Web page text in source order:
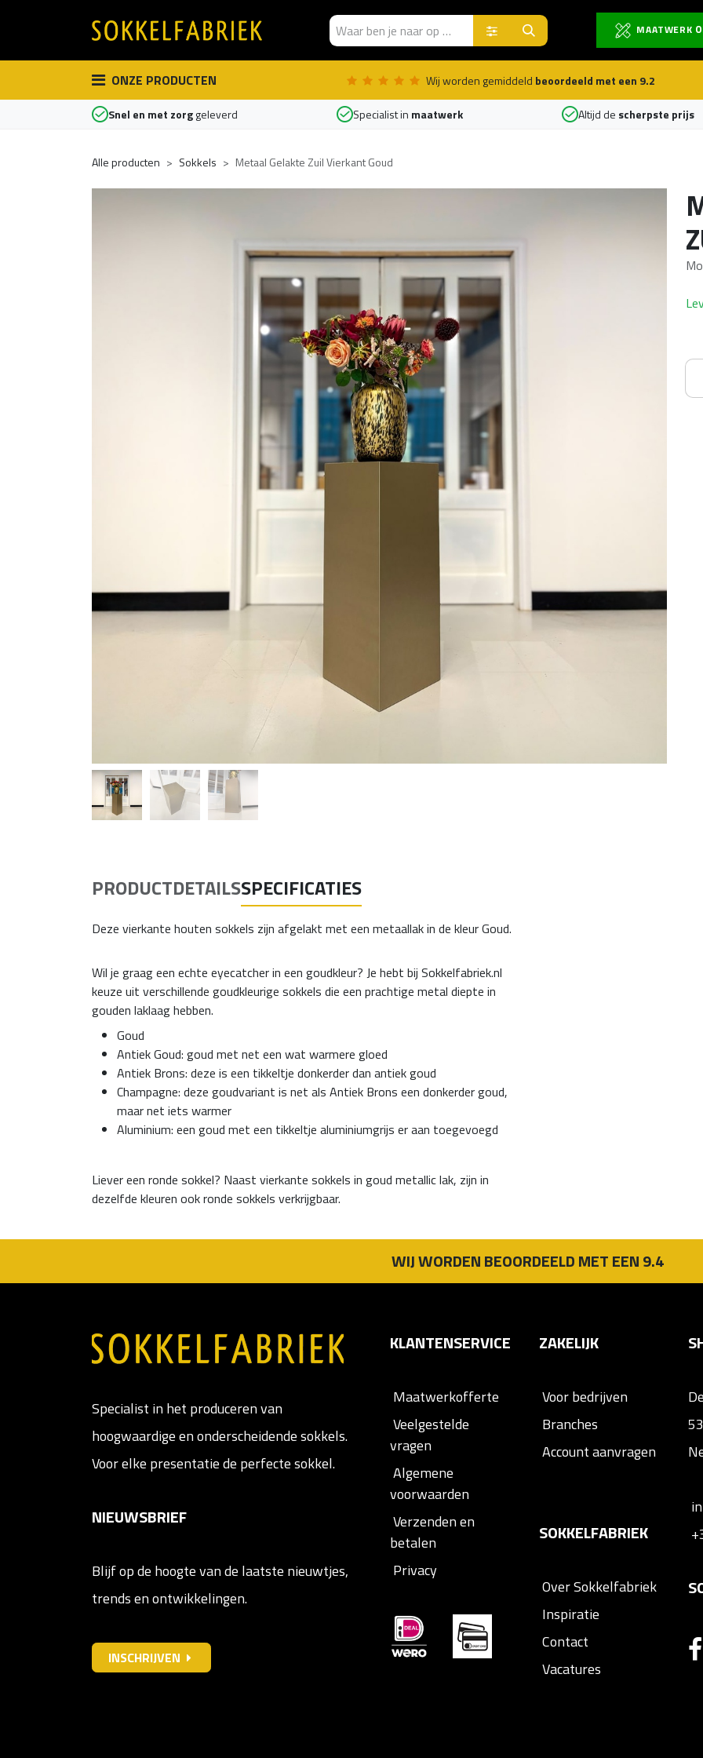
Producten
MAATWERK
ONZE PRODUCTEN Wij worden gemiddeld beoordeeld met een 9.2
Snel en met zorggeleverd Specialist in maatwerk Altijd de scherpste prijs
Alle producten Sokkels Metaal Gelakte Zuil Vierkant Goud
PRODUCTDETAILSSPECIFICATIES
Deze vierkante houten sokkels zijn afgelakt met een metaallak in de kleur Goud.
Wil je graag een echte eyecatcher in een goudkleur? Je hebt bij Sokkelfabriek.nl
keuze uit verschillende goudkleurige sokkels die een prachtige metal diepte in
gouden laklaag hebben.
Goud
Antiek Goud: goud met net een wat warmere gloed
Antiek Brons: deze is een tikkeltje donkerder dan antiek goud
Champagne: deze goudvariant is net als Antiek Brons een donkerder goud,
maar net iets warmer
Aluminium: een goud met een tikkeltje aluminiumgrijs er aan toegevoegd
Liever een ronde sokkel? Naast vierkante sokkels in goud metallic lak, zijn in
dezelfde kleuren ook ronde sokkels verkrijgbaar.
WIJ WORDEN BEOORDEELD MET EEN 9.4
Specialist in het produceren van
hoogwaardige en onderscheidende sokkels.
Voor elke presentatie de perfecte sokkel.
NIEUWSBRIEF
Blijf op de hoogte van de laatste nieuwtjes,
trends en ontwikkelingen.
INSCHRIJVEN
KLANTENSERVICE
Maatwerkofferte
Veelgestelde
vragen
Algemene
voorwaarden
Verzenden en
betalen
Privacy
ZAKELIJK
Voor bedrijven
Branches
Account aanvragen
SOKKELFABRIEK
Over Sokkelfabriek
Inspiratie
Contact
Vacatures